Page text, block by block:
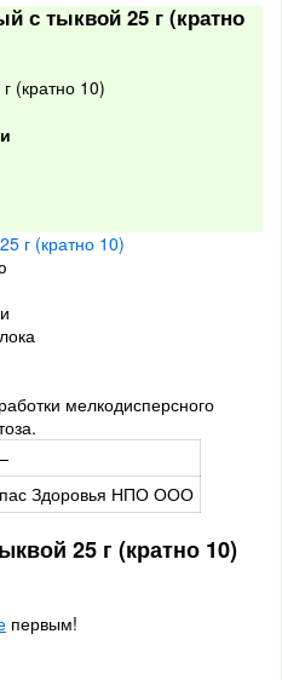
с тыквой 25 г (кратно
(кратно 10)
мелкодисперсного
Здоровья НПО ООО
25 г (кратно 10)
первым!